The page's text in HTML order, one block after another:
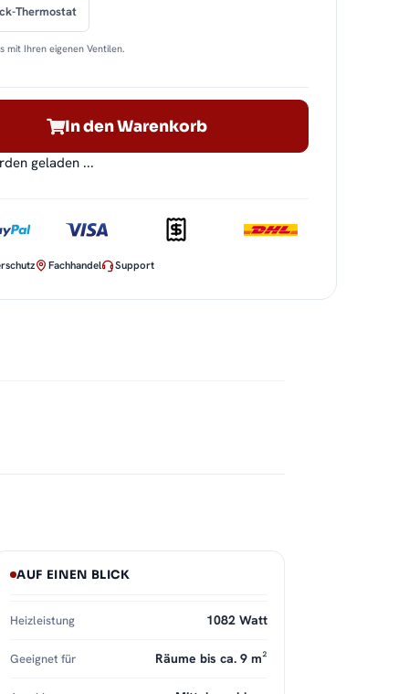
Thermostat
mit Ihren eigenen Ventilen.
In den Warenkorb
geladen ...
Fachhandel Support
AUF EINEN BLICK
Heizleistung 1082 Watt
Geeignet für Räume bis ca. 9 m²